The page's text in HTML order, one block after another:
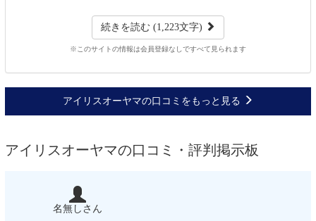
続きを読む (1,223文字)
※このサイトの情報は会員登録なしですべて見られます
アイリスオーヤマの口コミをもっと見る
アイリスオーヤマの口コミ・評判掲示板
名無しさん